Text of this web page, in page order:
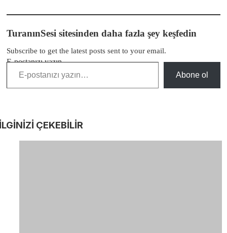
TuranınSesi sitesinden daha fazla şey keşfedin
Subscribe to get the latest posts sent to your email.
E-postanızı yazın…
Abone ol
ÇEKEBİLİR